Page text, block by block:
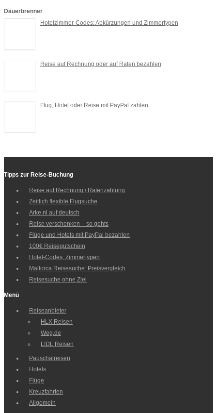
Dauerbrenner
Hotelzimmer-Codes: Abkürzungen und Zimmertypen
Reise auf Rechnung oder auf Raten bezahlen
Flug, Hotel oder Reise mit PayPal zahlen
Tipps zur Reise-Buchung
Reise auf Rechnung / Ratenzahlung
Zeitlich flexible Flugsuche
Arke.nl auf deutsch
Reise verschenken – so gehts
Flüge und Hotels mit PayPal bezahlen
100€ Reisegutschein
Hotel-Codes: Zimmertypen
Mallorca Reisesuche: Preisvergleich
Reisesuche ohne Ziel
Menü
Reiseanbieter
HLX Reisen
Weg.de
LIDL Reisen
Pauschalreisen
Hotels
Flüge
Kreuzfahrten
Allgemein